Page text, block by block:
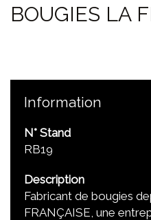
BOUGIES LA
Information
N° Stand
RB19
Description
Fabricant de bougies
FRANÇAISE, une